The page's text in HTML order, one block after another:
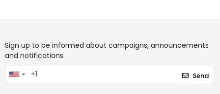
Sign up to be informed about campaigns, announcements
and notifications.
Send